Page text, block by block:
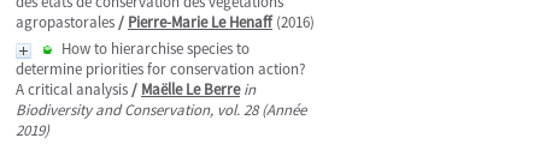
agropastorales/ Pierre-Marie Le Henaff(2016)
How to hierarchise species to
determine priorities for conservation action?
A critical analysis/ Maëlle Le Berre in
Biodiversity and Conservation, vol. 28 (Année
2019)